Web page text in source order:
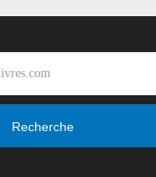
Recherche